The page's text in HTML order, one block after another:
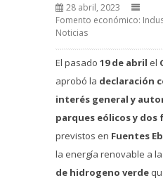
28 abril, 2023
Fomento económico:
Noticias
El pasado 19 de abril el
aprobó la declaración
interés general y
parques eólicos y
previstos en Fuentes
la energía renovable a
de hidrogeno verde